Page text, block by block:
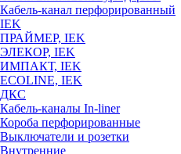
Кабель-канал перфорированный
IEK
ПРАЙМЕР, IEK
ЭЛЕКОР, IEK
ИМПАКТ, IEK
ECOLINE, IEK
ДКС
Кабель-каналы In-liner
Короба перфорированные
Выключатели и розетки
Внутренние